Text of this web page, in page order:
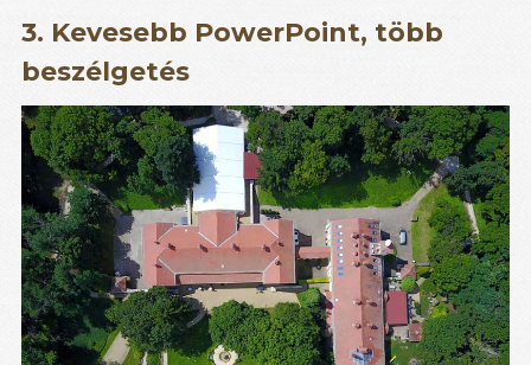
3. Kevesebb PowerPoint, több
beszélgetés